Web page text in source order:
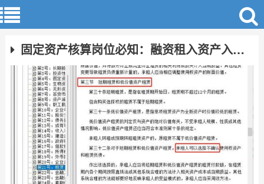
固定资产核算岗位必知：融资租入资产入账与折旧处理